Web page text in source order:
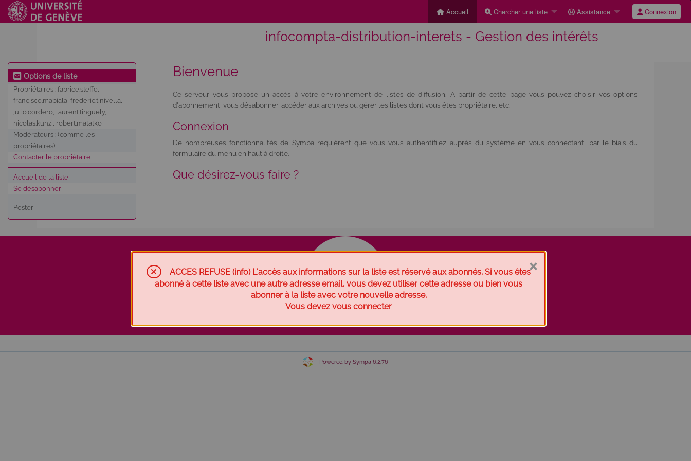
Accueil Chercher une liste Assistance Connexion
infocompta-distribution-interets - Gestion des intérêts
Options de liste
Propriétaires : fabrice.steffe,
francisco.mabiala, frederic.tinivella,
julio.cordero, laurent.tinguely,
nicolas.kunzi, robert.matatko
Modérateurs : (comme les
propriétaires)
Contacter le propriétaire
Accueil de la liste
Se désabonner
Poster
Bienvenue
Ce serveur vous propose un accès à votre environnement de listes de diffusion. A partir de cette page vous pouvez choisir vos options
d'abonnement, vous désabonner, accéder aux archives ou gérer les listes dont vous êtes propriétaire, etc.
Connexion
De nombreuses fonctionnalités de Sympa requièrent que vous vous authentifiiez auprès du système en vous connectant, par le biais du
formulaire du menu en haut à droite.
Que désirez-vous faire ?
Chercher une liste
Powered by Sympa 6.2.76
ACCES REFUSE (info) L'accès aux informations sur la liste est réservé aux abonnés. Si vous êtes
abonné à cette liste avec une autre adresse email, vous devez utiliser cette adresse ou bien vous
abonner à la liste avec votre nouvelle adresse.
Vous devez vous connecter
×